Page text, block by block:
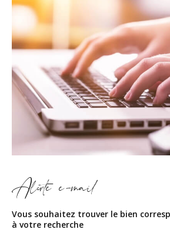
Alerte e-mail
Vous souhaitez trouver le bien
à votre recherche